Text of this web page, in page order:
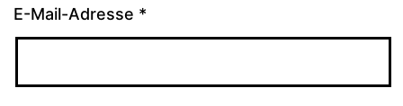
E-Mail-Adresse *